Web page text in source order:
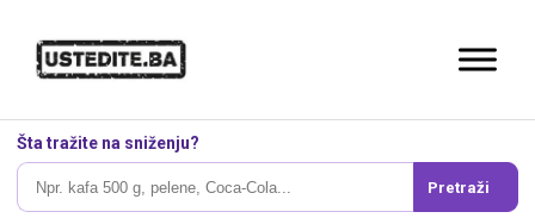
Šta tražite na sniženju?
Pretraži